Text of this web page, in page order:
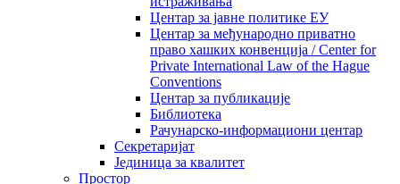
Центар за јавне политике ЕУ
Центар за међународно приватно
право хашких конвенција / Center for
Private International Law of the Hague
Conventions
Центар за публикације
Библиотека
Рачунарско-информациони центар
Секретаријат
Јединица за квалитет
Простор